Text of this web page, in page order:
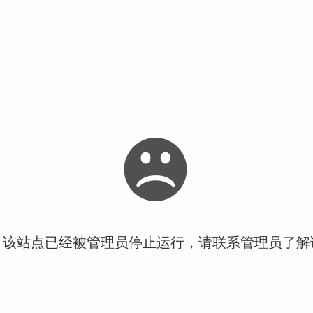
站点已经被管理员停止运行，请联系管理员了